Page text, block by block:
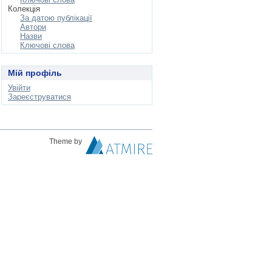
Колекція
За датою публікації
Автори
Назви
Ключові слова
Мій профіль
Увійти
Зареєструватися
Theme by